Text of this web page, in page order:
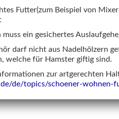
Futter(zum Beispiel von
ein gesichertes
darf nicht aus Nadelhölzern
welche für Hamster giftig sind.
zur artgerechten
de/topics/schoener-wohnen-